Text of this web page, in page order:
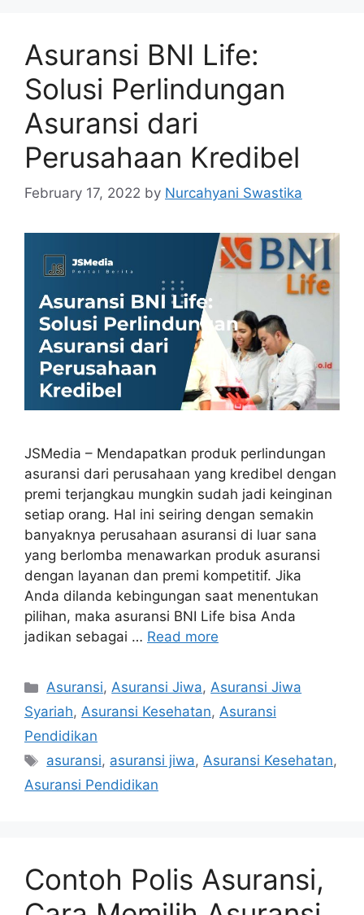
Asuransi BNI Life:
Solusi Perlindungan
Asuransi dari
Perusahaan Kredibel
February 17, 2022 by Nurcahyani Swastika
JSMedia – Mendapatkan produk perlindungan
asuransi dari perusahaan yang kredibel dengan
premi terjangkau mungkin sudah jadi keinginan
setiap orang. Hal ini seiring dengan semakin
banyaknya perusahaan asuransi di luar sana
yang berlomba menawarkan produk asuransi
dengan layanan dan premi kompetitif. Jika
Anda dilanda kebingungan saat menentukan
pilihan, maka asuransi BNI Life bisa Anda
jadikan sebagai … Read more
Categories
Asuransi,Asuransi Jiwa,Asuransi Jiwa
Syariah, Asuransi Kesehatan, Asuransi
Pendidikan
Tags
asuransi, asuransi jiwa,Asuransi Kesehatan,
Asuransi Pendidikan
Contoh Polis Asuransi,